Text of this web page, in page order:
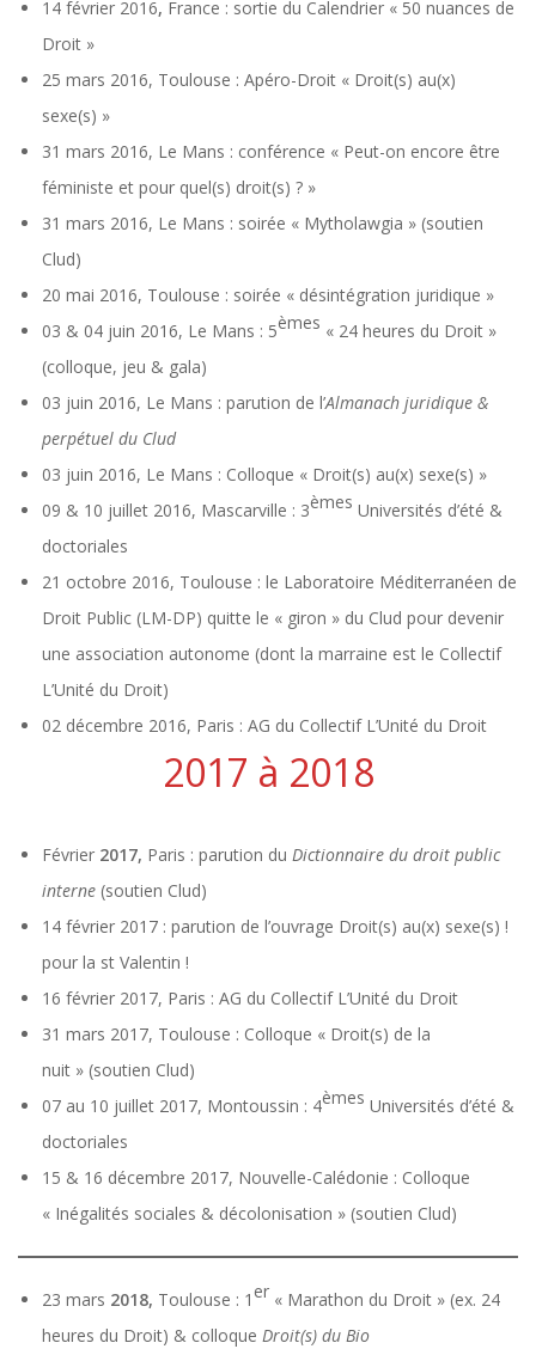
14 février 2016, France : sortie du Calendrier « 50 nuances de
Droit »
25 mars 2016, Toulouse : Apéro-Droit « Droit(s) au(x)
sexe(s) »
31 mars 2016, Le Mans : conférence « Peut-on encore être
féministe et pour quel(s) droit(s) ? »
31 mars 2016, Le Mans : soirée « Mytholawgia » (soutien
Clud)
20 mai 2016, Toulouse : soirée « désintégration juridique »
03 & 04 juin 2016, Le Mans : 5èmes « 24 heures du Droit »
(colloque, jeu & gala)
03 juin 2016, Le Mans : parution de l’Almanach juridique &
perpétuel du Clud
03 juin 2016, Le Mans : Colloque « Droit(s) au(x) sexe(s) »
09 & 10 juillet 2016, Mascarville : 3èmes Universités d’été &
doctoriales
21 octobre 2016, Toulouse : le Laboratoire Méditerranéen de
Droit Public (LM-DP) quitte le « giron » du Clud pour devenir
une association autonome (dont la marraine est le Collectif
L’Unité du Droit)
02 décembre 2016, Paris : AG du Collectif L’Unité du Droit
2017 à 2018
Février 2017, Paris : parution du Dictionnaire du droit public
interne (soutien Clud)
14 février 2017 : parution de l’ouvrage Droit(s) au(x) sexe(s) !
pour la st Valentin !
16 février 2017, Paris : AG du Collectif L’Unité du Droit
31 mars 2017, Toulouse : Colloque « Droit(s) de la
nuit » (soutien Clud)
07 au 10 juillet 2017, Montoussin : 4èmes Universités d’été &
doctoriales
15 & 16 décembre 2017, Nouvelle-Calédonie : Colloque
« Inégalités sociales & décolonisation » (soutien Clud)
23 mars 2018, Toulouse : 1 er « Marathon du Droit » (ex. 24
heures du Droit) & colloque Droit(s) du Bio